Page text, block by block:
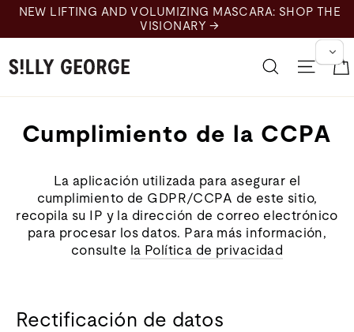
contenido
NEW LIFTING AND VOLUMIZING MASCARA: SHOP THE
VISIONARY →
Buscar en
Cumplimiento de la CCPA
La aplicación utilizada para asegurar el
cumplimiento de GDPR/CCPA de este sitio,
recopila su IP y la dirección de correo electrónico
para procesar los datos. Para más información,
consulte la Política de privacidad
Rectificación de datos